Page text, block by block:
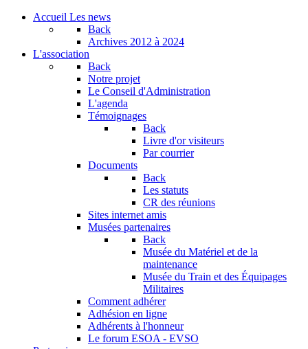
Accueil Les news
Back
Archives 2012 à 2024
L'association
Back
Notre projet
Le Conseil d'Administration
L'agenda
Témoignages
Back
Livre d'or visiteurs
Par courrier
Documents
Back
Les statuts
CR des réunions
Sites internet amis
Musées partenaires
Back
Musée du Matériel et de la
maintenance
Musée du Train et des Équipages
Militaires
Comment adhérer
Adhésion en ligne
Adhérents à l'honneur
Le forum ESOA - EVSO